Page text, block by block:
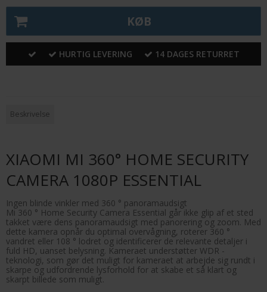
KØB
HURTIG LEVERING 14 DAGES RETURRET
Beskrivelse
XIAOMI MI 360° HOME SECURITY
CAMERA 1080P ESSENTIAL
Ingen blinde vinkler med 360 ° panoramaudsigt
Mi 360 ° Home Security Camera Essential går ikke glip af et sted
takket være dens panoramaudsigt med panorering og zoom. Med
dette kamera opnår du optimal overvågning, roterer 360 °
vandret eller 108 ° lodret og identificerer de relevante detaljer i
fuld HD, uanset belysning. Kameraet understøtter WDR -
teknologi, som gør det muligt for kameraet at arbejde sig rundt i
skarpe og udfordrende lysforhold for at skabe et så klart og
skarpt billede som muligt.